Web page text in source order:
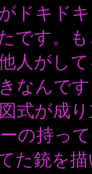
ドキド
です。
人がし
なんで
式が成
の持っ
た銃を